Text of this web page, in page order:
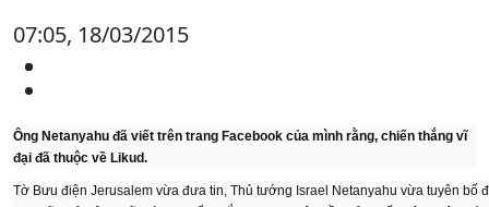
07:05, 18/03/2015
Ông Netanyahu đã viết trên trang Facebook của mình rằng, chiến thắng vĩ
đại đã thuộc về Likud.
Tờ Bưu điện Jerusalem vừa đưa tin, Thủ tướng Israel Netanyahu vừa tuyên bố